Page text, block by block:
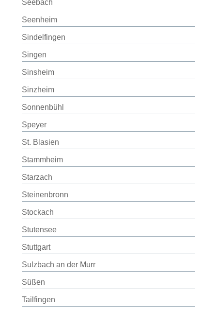
Seebach
Seenheim
Sindelfingen
Singen
Sinsheim
Sinzheim
Sonnenbühl
Speyer
St. Blasien
Stammheim
Starzach
Steinenbronn
Stockach
Stutensee
Stuttgart
Sulzbach an der Murr
Süßen
Tailfingen